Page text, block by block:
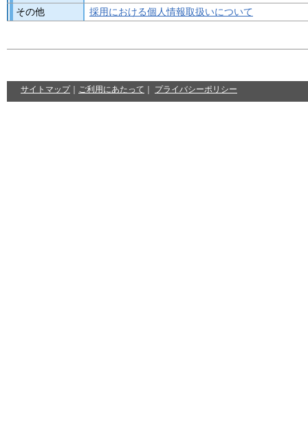
その他
採用における個人情報取扱いについて
サイトマップ｜ ご利用にあたって プライバシーポリシー